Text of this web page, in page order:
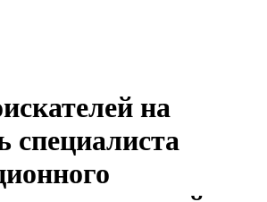
на
специалиста